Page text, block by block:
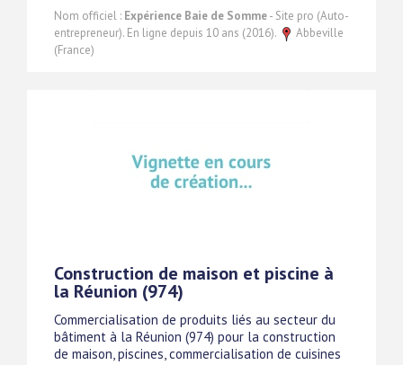
Nom officiel : Expérience Baie de Somme- Site pro (Auto-
entrepreneur). En ligne depuis 10 ans (2016).
Abbeville
(France)
Construction de maison et piscine à
la Réunion (974)
Commercialisation de produits liés au secteur du
bâtiment à la Réunion (974) pour la construction
de maison, piscines, commercialisation de cuisines